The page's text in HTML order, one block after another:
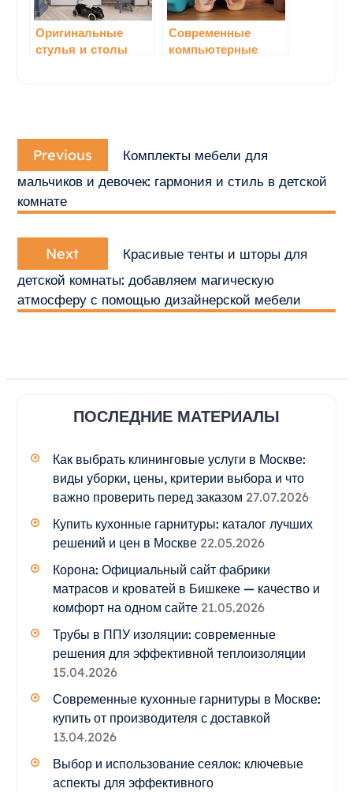
Оригинальные
стулья и столы
Современные
компьютерные
Навигация
по
записям
Previous
Previous
post:
Комплекты мебели для
мальчиков и девочек: гармония и стиль в детской
комнате
Next
Next
post:
Красивые тенты и шторы для
детской комнаты: добавляем магическую
атмосферу с помощью дизайнерской мебели
ПОСЛЕДНИЕ МАТЕРИАЛЫ
Как выбрать клининговые услуги в Москве:
виды уборки, цены, критерии выбора и что
важно проверить перед заказом 27.07.2026
Купить кухонные гарнитуры: каталог лучших
решений и цен в Москве 22.05.2026
Корона: Официальный сайт фабрики
матрасов и кроватей в Бишкеке — качество и
комфорт на одном сайте 21.05.2026
Трубы в ППУ изоляции: современные
решения для эффективной теплоизоляции
15.04.2026
Современные кухонные гарнитуры в Москве:
купить от производителя с доставкой
13.04.2026
Выбор и использование сеялок: ключевые
аспекты для эффективного